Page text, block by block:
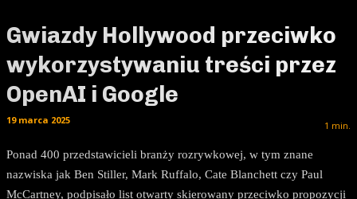
Gwiazdy Hollywood przeciwko
wykorzystywaniu treści przez
OpenAI i Google
1 min.
19 marca 2025
Ponad 400 przedstawicieli branży rozrywkowej, w tym znane
nazwiska jak Ben Stiller, Mark Ruffalo, Cate Blanchett czy Paul
McCartney, podpisało list otwarty skierowany przeciwko propozycji